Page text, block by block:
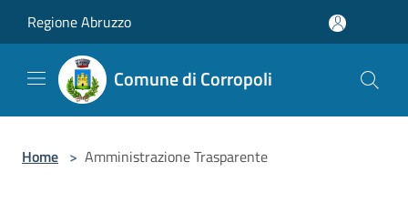
Regione Abruzzo
Comune di Corropoli
Home > Amministrazione Trasparente